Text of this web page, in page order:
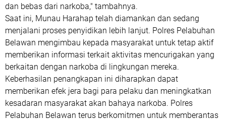
dan bebas dari narkoba," tambahnya.
Saat ini, Munau Harahap telah diamankan dan sedang
menjalani proses penyidikan lebih lanjut. Polres Pelabuhan
Belawan mengimbau kepada masyarakat untuk tetap aktif
memberikan informasi terkait aktivitas mencurigakan yang
berkaitan dengan narkoba di lingkungan mereka.
Keberhasilan penangkapan ini diharapkan dapat
memberikan efek jera bagi para pelaku dan meningkatkan
kesadaran masyarakat akan bahaya narkoba. Polres
Pelabuhan Belawan terus berkomitmen untuk memberantas